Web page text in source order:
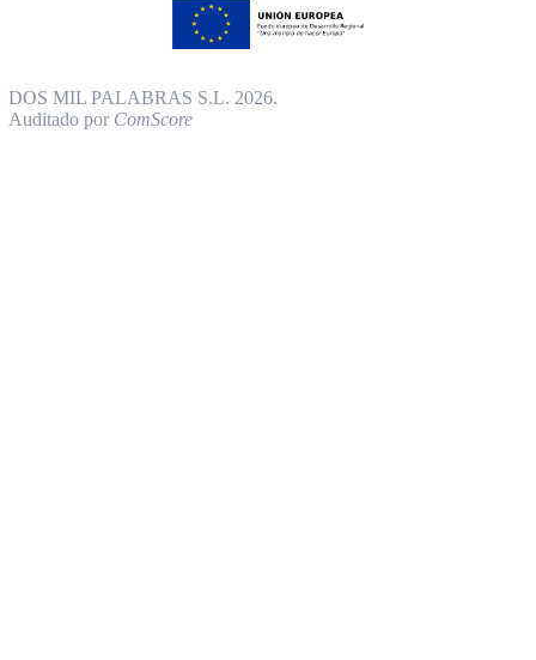
DOS MIL PALABRAS S.L. 2026.
Auditado por ComScore